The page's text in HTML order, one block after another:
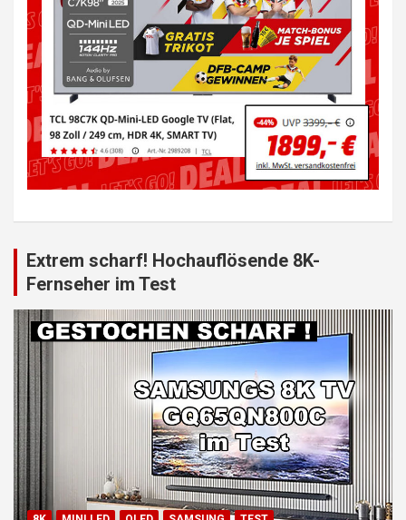
Extrem scharf! Hochauflösende 8K-
Fernseher im Test